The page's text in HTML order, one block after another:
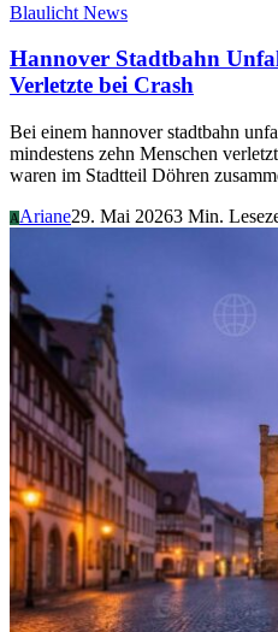
Blaulicht News
Hannover Stadtbahn
Verletzte bei Crash
Bei einem hannover stadtbahn
mindestens zehn Menschen
waren im Stadtteil Döhren
AAriane29. Mai 20263 Min.